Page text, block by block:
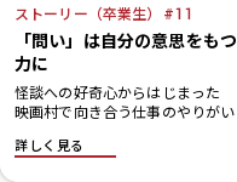
ストーリー（卒業生） 11
「問い」は自分の意思をもつ
力に
怪談への好奇心からはじまった
映画村で向き合う仕事のやりがい
詳しく見る